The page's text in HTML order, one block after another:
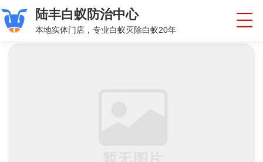
陆丰白蚁防治中心
本地实体门店，专业白蚁灭除白蚁20年